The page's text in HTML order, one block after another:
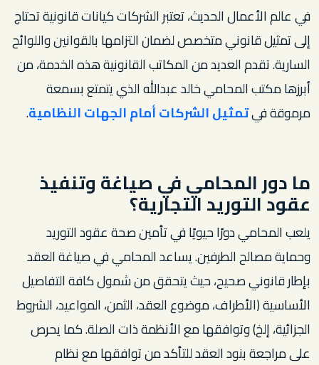
في عالم الأعمال الحديث، تعتبر الشركات كيانات قانونية تحتاج
إلى تمثيل قانوني متخصص لضمان التزامها بالقوانين واللوائح
السارية. تقدم العديد من المكاتب القانونية هذه الخدمة، من
أبرزها مكتب المحامي خالد عبدالله الذي يتمتع بسمعة
مرموقة فيتمثيل الشركات أمام الجهات النظامية.
ما دور المحامي في صياغة وتنفيذ
عقود التوريد التجارية؟
يلعب المحامي دورًا حيويًا في تأمين صحة عقود التوريد
وحماية مصالح الطرفين. يساعد المحامي في صياغة العقد
بإطار قانوني صحيح، حيث يتحقق من شمول كافة التفاصيل
الأساسية (الأطراف، موضوع العقد، الثمن، المواعيد، الشروط
الجزائية، إلخ) وتوافقها مع الأنظمة ذات الصلة. كما يحرص
على مراجعة بنود العقد للتأكد من توافقها مع نظام